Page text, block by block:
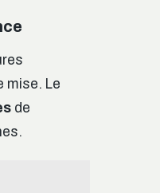
mise. Le
de